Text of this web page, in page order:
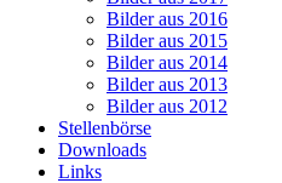
Bilder aus 2016
Bilder aus 2015
Bilder aus 2014
Bilder aus 2013
Bilder aus 2012
Stellenbörse
Downloads
Links